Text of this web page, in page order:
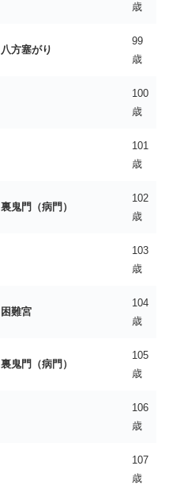
歳
八方塞がり
99
歳
100
歳
101
歳
裏鬼門（病門）
102
歳
103
歳
困難宮
104
歳
裏鬼門（病門）
105
歳
106
歳
107
歳